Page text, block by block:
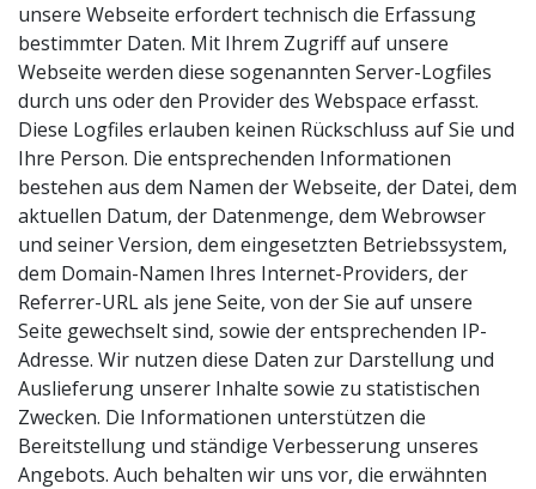
unsere Webseite erfordert technisch die Erfassung
bestimmter Daten. Mit Ihrem Zugriff auf unsere
Webseite werden diese sogenannten Server-Logfiles
durch uns oder den Provider des Webspace erfasst.
Diese Logfiles erlauben keinen Rückschluss auf Sie und
Ihre Person. Die entsprechenden Informationen
bestehen aus dem Namen der Webseite, der Datei, dem
aktuellen Datum, der Datenmenge, dem Webrowser
und seiner Version, dem eingesetzten Betriebssystem,
dem Domain-Namen Ihres Internet-Providers, der
Referrer-URL als jene Seite, von der Sie auf unsere
Seite gewechselt sind, sowie der entsprechenden IP-
Adresse. Wir nutzen diese Daten zur Darstellung und
Auslieferung unserer Inhalte sowie zu statistischen
Zwecken. Die Informationen unterstützen die
Bereitstellung und ständige Verbesserung unseres
Angebots. Auch behalten wir uns vor, die erwähnten